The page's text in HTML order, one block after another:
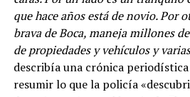
que hace años está de novio. Por
brava de Boca, maneja millones
de propiedades y vehículos y
describía una crónica
resumir lo que la policía